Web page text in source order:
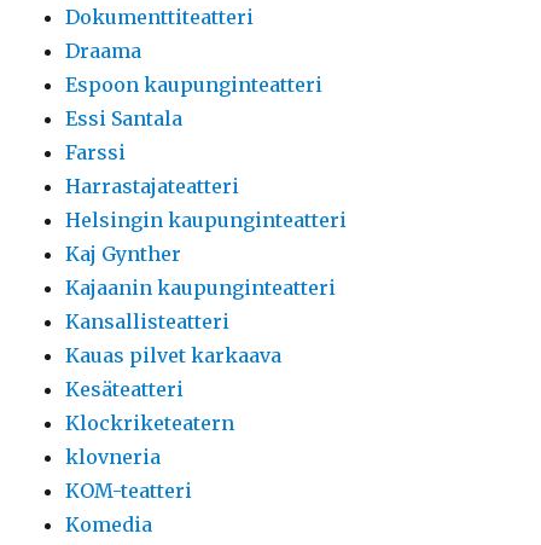
Dokumenttiteatteri
Draama
Espoon kaupunginteatteri
Essi Santala
Farssi
Harrastajateatteri
Helsingin kaupunginteatteri
Kaj Gynther
Kajaanin kaupunginteatteri
Kansallisteatteri
Kauas pilvet karkaava
Kesäteatteri
Klockriketeatern
klovneria
KOM-teatteri
Komedia